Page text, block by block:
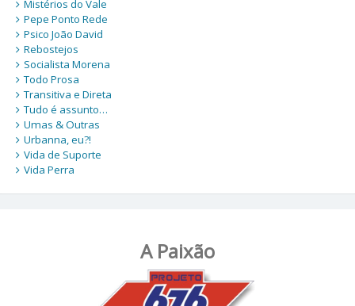
Mistérios do Vale
Pepe Ponto Rede
Psico João David
Rebostejos
Socialista Morena
Todo Prosa
Transitiva e Direta
Tudo é assunto…
Umas & Outras
Urbanna, eu?!
Vida de Suporte
Vida Perra
A Paixão